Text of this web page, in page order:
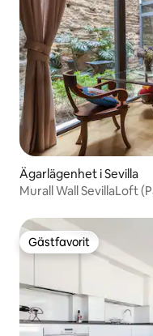
Ägarlägenhet i Sevilla
Gästfavorit
Gästfavorit